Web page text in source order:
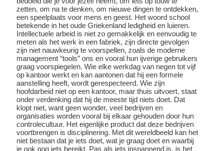
zetten, om na te denken, om nieuwe dingen te ontdekken,
een speelplaats voor mens en geest. Het woord school
betekende in het oude Griekenland ledigheid en luieren.
Intellectuele arbeid is niet zo gemakkelijk en eenvoudig te
meten als het werk in een fabriek, zijn directe gevolgen
zijn niet nauwkeurig te voorspellen, zoals de moderne
management “tools” ons en vooral hun ijverige gebruikers
graag voorspiegelen. Wie elke werkdag van negen tot vijf
op kantoor werkt en kan aantonen dat hij een formele
aanstelling heeft, wordt gerespecteerd. Wie zijn
hoofdarbeid niet op een kantoor, maar thuis uitvoert, staat
onder verdenking dat hij de meeste tijd niets doet. Dat
klopt niet, want geen wonder, veel bedrijven en
organisaties worden vooral bij elkaar gehouden door hun
controlecultuur. Het eigenlijke product dat deze bedrijven
voortbrengen is disciplinering. Met dit wereldbeeld kan het
niet bestaan dat je iets doet, wat je graag doet en waarbij
je ook nog iets bereikt. Pas als iets inspannend is, is het